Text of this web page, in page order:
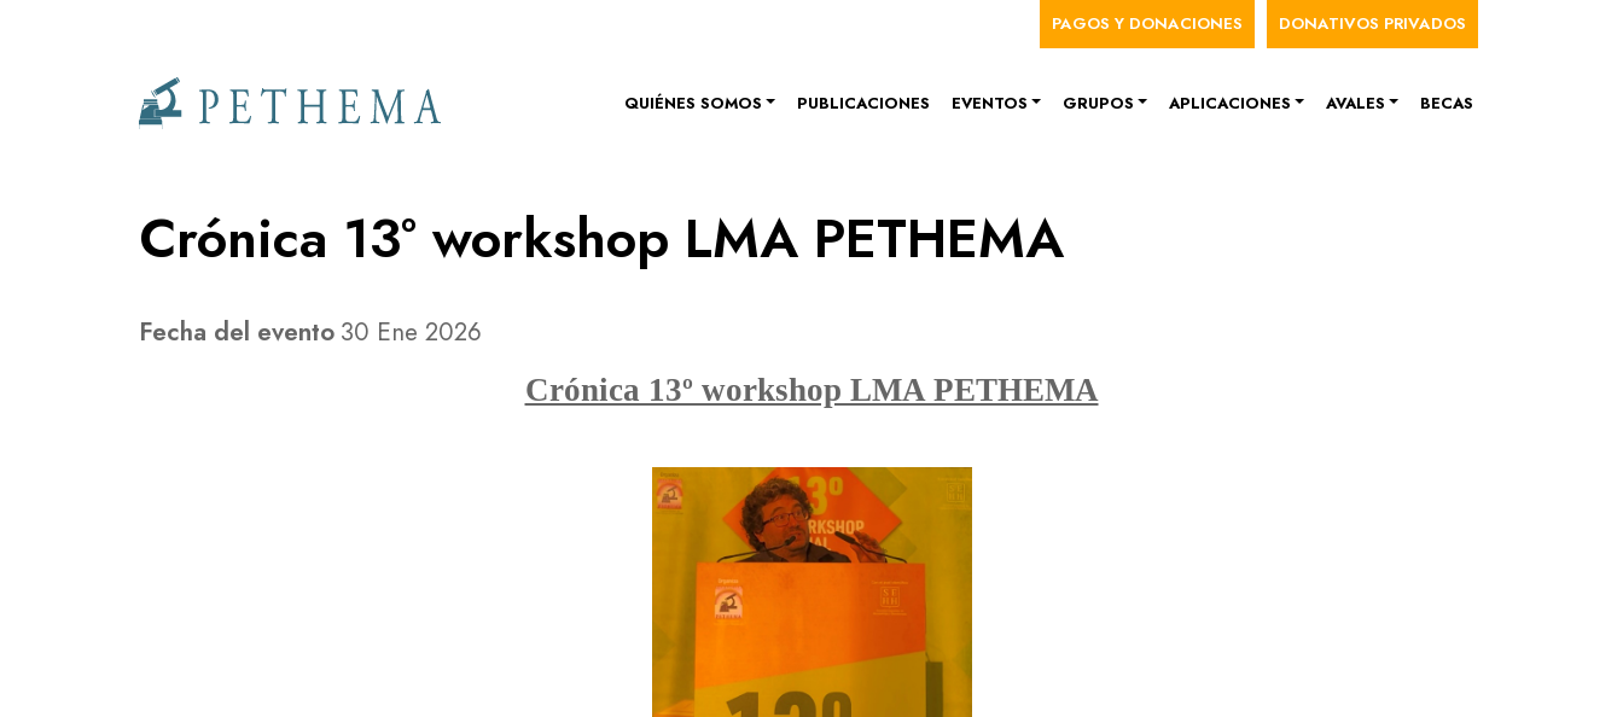
Pasar al contenido principalMenú de cuenta de usuario
PAGOS Y DONACIONES DONATIVOS PRIVADOS
Llevamos la investigación en la sangre. Navegación principal
QUIÉNES SOMOS PUBLICACIONES EVENTOS GRUPOS APLICACIONES AVALES BECAS
Crónica 13º workshop LMA PETHEMA
Fecha del evento 30 Ene 2026
Crónica 13º workshop LMA PETHEMA